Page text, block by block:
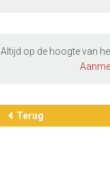
Altijd op de hoogte van
Terug